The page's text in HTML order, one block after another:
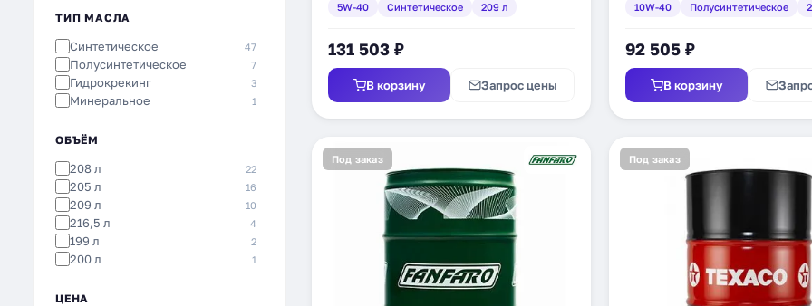
ТИП МАСЛА
Синтетическое 47
Полусинтетическое 7
Гидрокрекинг 3
Минеральное 1
ОБЪЁМ
208 л 22
205 л 16
209 л 10
216,5 л 4
199 л 2
200 л 1
ЦЕНА
5W-40 Синтетическое 209 л
131 503 ₽
В корзину Запрос цены
10W-40 Полусинтетическое
92 505 ₽
В корзину
Под заказ Под заказ